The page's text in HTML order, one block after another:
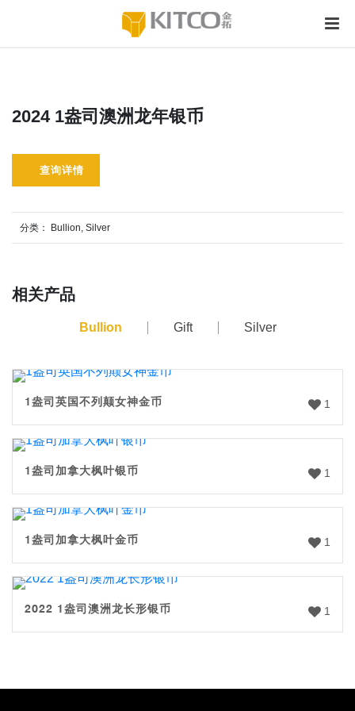
2024 1盎司澳洲龙年银币
查询详情
分类： Bullion, Silver
相关产品
Bullion Gift Silver
1
1盎司英国不列颠女神金币
1
1盎司加拿大枫叶银币
1
1盎司加拿大枫叶金币
1
2022 1盎司澳洲龙长形银币